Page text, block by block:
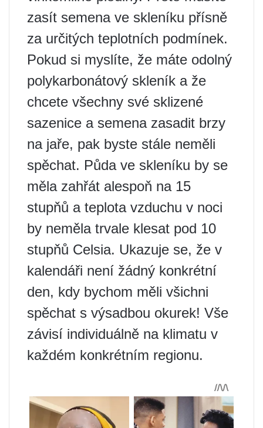
zasít semena ve skleníku přísně
za určitých teplotních podmínek.
Pokud si myslíte, že máte odolný
polykarbonátový skleník a že
chcete všechny své sklizené
sazenice a semena zasadit brzy
na jaře, pak byste stále neměli
spěchat. Půda ve skleníku by se
měla zahřát alespoň na 15
stupňů a teplota vzduchu v noci
by neměla trvale klesat pod 10
stupňů Celsia. Ukazuje se, že v
kalendáři není žádný konkrétní
den, kdy bychom měli všichni
spěchat s výsadbou okurek! Vše
závisí individuálně na klimatu v
každém konkrétním regionu.